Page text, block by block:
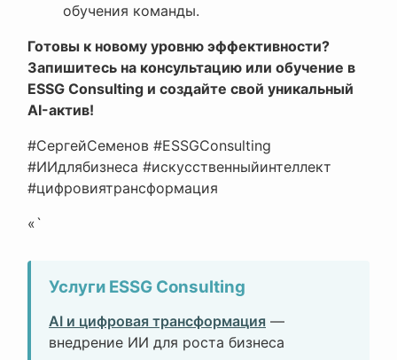
обучения команды.
Готовы к новому уровню эффективности?
Запишитесь на консультацию или обучение в
ESSG Consulting и создайте свой уникальный
AI-актив!
#СергейСеменов #ESSGConsulting
#ИИдлябизнеса #искусственныйинтеллект
#цифровиятрансформация
«`
Услуги ESSG Consulting
AI и цифровая трансформация —
внедрение ИИ для роста бизнеса